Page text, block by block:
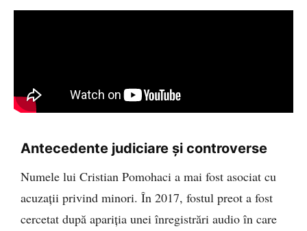
Antecedente judiciare și controverse
Numele lui Cristian Pomohaci a mai fost asociat cu
acuzații privind minori. În 2017, fostul preot a fost
cercetat după apariția unei înregistrări audio în care